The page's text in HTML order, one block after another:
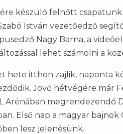
készülő felnőtt
István vezetőedző
Nagy Barna, a
lehet számolni a
hete itthon zajlik, naponta
Jövő hétvégére már
Arénában megrendezendő
Első nap a magyar
lesz jelenésünk.